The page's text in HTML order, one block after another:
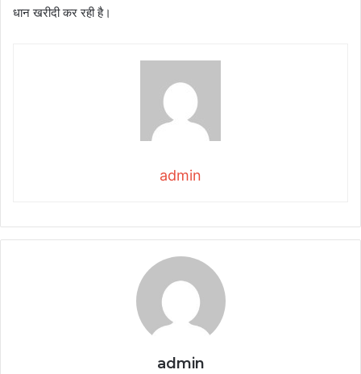
धान खरीदी कर रही है।
admin
admin